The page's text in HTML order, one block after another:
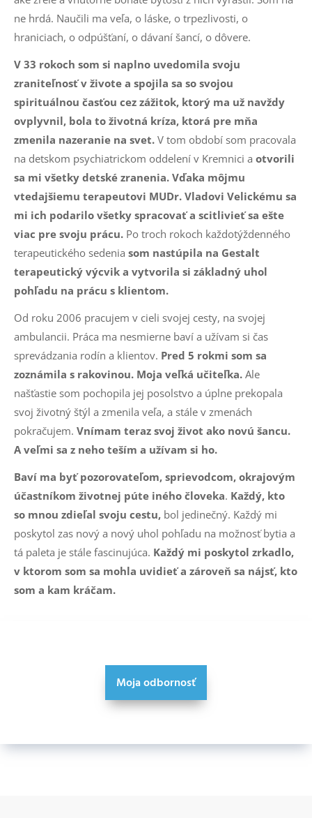
ne hrdá. Naučili ma veľa, o láske, o trpezlivosti, o
hraniciach, o odpúšťaní, o dávaní šancí, o dôvere.
V 33 rokoch som si naplno uvedomila svoju
zraniteľnosť v živote a spojila sa so svojou
spirituálnou časťou cez zážitok, ktorý ma už navždy
ovplyvnil, bola to životná kríza, ktorá pre mňa
zmenila nazeranie na svet. V tom období som pracovala
na detskom psychiatrickom oddelení v Kremnici a otvorili
sa mi všetky detské zranenia. Vďaka môjmu
vtedajšiemu terapeutovi MUDr. Vladovi Velickému sa
mi ich podarilo všetky spracovať a scitlivieť sa ešte
viac pre svoju prácu. Po troch rokoch každotýždenného
terapeutického sedenia som nastúpila na Gestalt
terapeutický výcvik a vytvorila si základný uhol
pohľadu na prácu s klientom.
Od roku 2006 pracujem v cieli svojej cesty, na svojej
ambulancii. Práca ma nesmierne baví a užívam si čas
sprevádzania rodín a klientov. Pred 5 rokmi som sa
zoznámila s rakovinou. Moja veľká učiteľka. Ale
našťastie som pochopila jej posolstvo a úplne prekopala
svoj životný štýl a zmenila veľa, a stále v zmenách
pokračujem. Vnímam teraz svoj život ako novú šancu.
A veľmi sa z neho teším a užívam si ho.
Baví ma byť pozorovateľom, sprievodcom, okrajovým
účastníkom životnej púte iného človeka. Každý, kto
so mnou zdieľal svoju cestu, bol jedinečný. Každý mi
poskytol zas nový a nový uhol pohľadu na možnosť bytia a
tá paleta je stále fascinujúca. Každý mi poskytol zrkadlo,
v ktorom som sa mohla uvidieť a zároveň sa nájsť, kto
som a kam kráčam.
Moja odbornosť